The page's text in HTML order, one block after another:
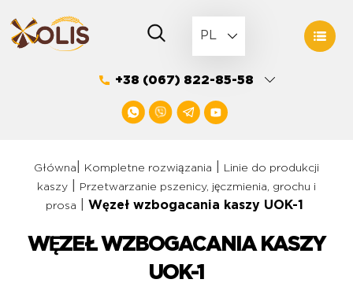
to
content
PL
+38 (067) 822-85-58
Główna Kompletne rozwiązania
Linie do produkcji
kaszy
Przetwarzanie pszenicy, jęczmienia, grochu i
prosa
Węzeł wzbogacania kaszy UOK-1
WĘZEŁ WZBOGACANIA KASZY
UOK-1